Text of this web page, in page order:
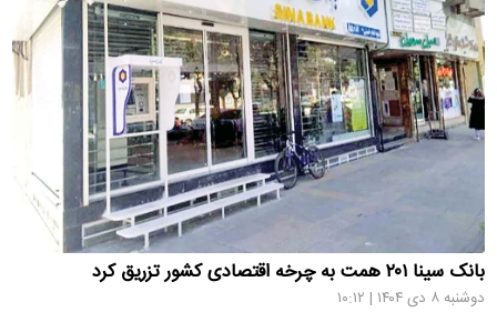
بانک سینا ۲۰۱ همت به چرخه اقتصادی کشور تزریق کرد
دوشنبه ۸ دی ۱۴۰۴ | ۱۰:۱۲